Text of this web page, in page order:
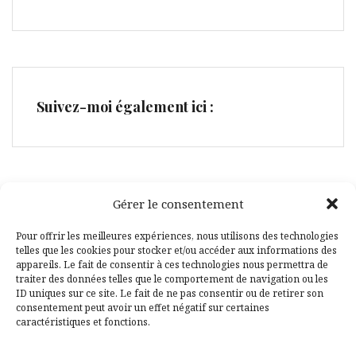
Gérer le consentement
Pour offrir les meilleures expériences, nous utilisons des technologies
telles que les cookies pour stocker et/ou accéder aux informations des
appareils. Le fait de consentir à ces technologies nous permettra de
traiter des données telles que le comportement de navigation ou les
ID uniques sur ce site. Le fait de ne pas consentir ou de retirer son
consentement peut avoir un effet négatif sur certaines
caractéristiques et fonctions.
Suivez-moi également ici :
Facebook
Pinterest